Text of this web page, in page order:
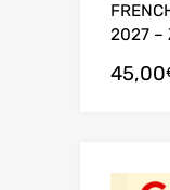
2027 –
45,00